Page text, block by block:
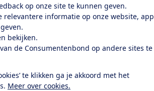
op onze site te kunnen geven.
relevantere informatie op onze website, app
bekijken.
de Consumentenbond op andere sites te
te klikken ga je akkoord met het
Meer over cookies.
AromaFresh Therm Pro 1030-11